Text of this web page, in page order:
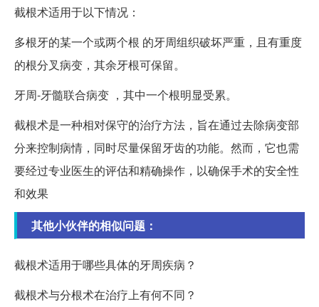
截根术适用于以下情况：
多根牙的某一个或两个根 的牙周组织破坏严重，且有重度
的根分叉病变，其余牙根可保留。
牙周-牙髓联合病变 ，其中一个根明显受累。
截根术是一种相对保守的治疗方法，旨在通过去除病变部
分来控制病情，同时尽量保留牙齿的功能。然而，它也需
要经过专业医生的评估和精确操作，以确保手术的安全性
和效果
其他小伙伴的相似问题：
截根术适用于哪些具体的牙周疾病？
截根术与分根术在治疗上有何不同？